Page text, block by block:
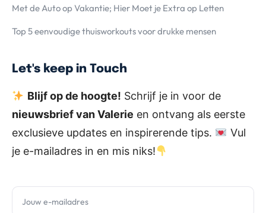
Met de Auto op Vakantie; Hier Moet je Extra op Letten
Top 5 eenvoudige thuisworkouts voor drukke mensen
Let's keep in Touch
Blijf op de hoogte! Schrijf je in voor de
nieuwsbrief van Valerie en ontvang als eerste
exclusieve updates en inspirerende tips.
Vul
je e-mailadres in en mis niks!